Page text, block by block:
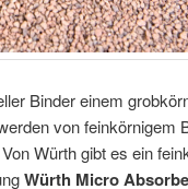
Binder einem
von feinkörnigem
Würth gibt es ein
Würth Micro